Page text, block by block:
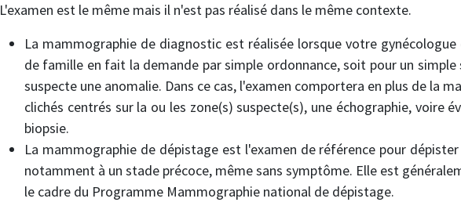
L'examen est le même mais il n'est pas réalisé dans le même contexte.
La mammographie de diagnostic est réalisée lorsque votre
de famille en fait la demande par simple ordonnance, soit pour un
suspecte une anomalie. Dans ce cas, l'examen comportera en plus de la
clichés centrés sur la ou les zone(s) suspecte(s), une échographie, voire
biopsie.
La mammographie de dépistage est l'examen de référence pour
notamment à un stade précoce, même sans symptôme. Elle est
le cadre du Programme Mammographie national de dépistage.